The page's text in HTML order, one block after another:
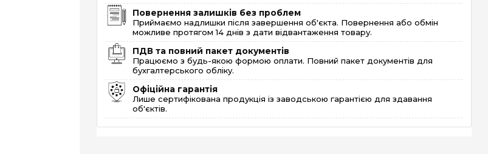
Повернення залишків без проблем
Приймаємо надлишки після завершення об'єкта. Повернення або обмін
можливе протягом 14 днів з дати відвантаження товару.
ПДВ та повний пакет документів
Працюємо з будь-якою формою оплати. Повний пакет документів для
бухгалтерського обліку.
Офіційна гарантія
Лише сертифікована продукція із заводською гарантією для здавання
об'єктів.